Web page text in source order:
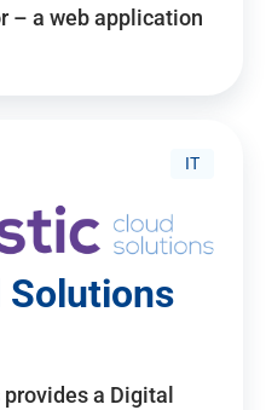
– a web application
IT
Solutions
a Digital